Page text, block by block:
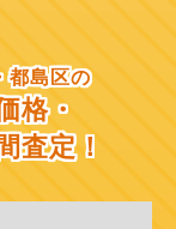
都島区の
格・
査定！